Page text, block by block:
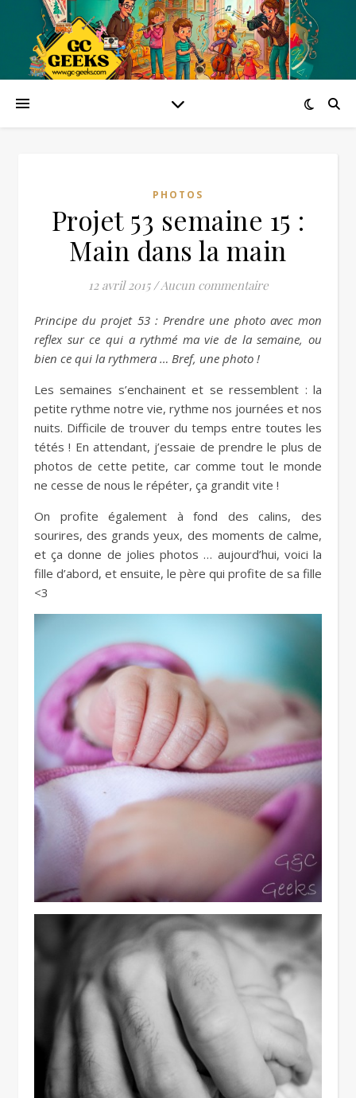
PHOTOS
Projet 53 semaine 15 :
Main dans la main
12 avril 2015 /Aucun commentaire
Principe du projet 53 : Prendre une photo avec mon
reflex sur ce qui a rythmé ma vie de la semaine, ou
bien ce qui la rythmera … Bref, une photo !
Les semaines s’enchainent et se ressemblent : la
petite rythme notre vie, rythme nos journées et nos
nuits. Difficile de trouver du temps entre toutes les
tétés ! En attendant, j’essaie de prendre le plus de
photos de cette petite, car comme tout le monde
ne cesse de nous le répéter, ça grandit vite !
On profite également à fond des calins, des
sourires, des grands yeux, des moments de calme,
et ça donne de jolies photos … aujourd’hui, voici la
fille d’abord, et ensuite, le père qui profite de sa fille
<3